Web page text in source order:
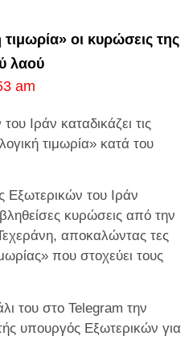
οι κυρώσεις της
λαού
am
Ιράν καταδικάζει τις
τιμωρία» κατά του
του Ιράν
κυρώσεις από την
αποκαλώντας τες
που στοχεύει τους
του στο Telegram την
υπουργός Εξωτερικών για